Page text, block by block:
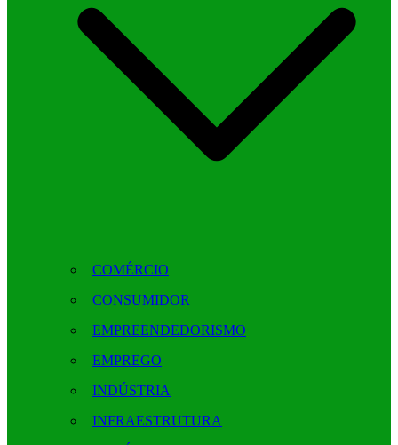
COMÉRCIO
CONSUMIDOR
EMPREENDEDORISMO
EMPREGO
INDÚSTRIA
INFRAESTRUTURA